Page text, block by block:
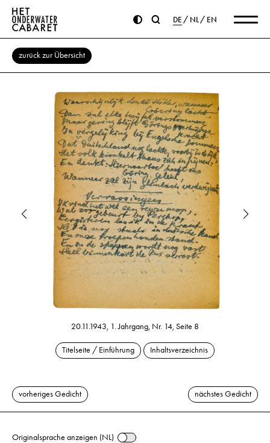
DE NL EN
zurück zur Übersicht
20.11.1943, 1. Jahrgang, Nr. 14, Seite 8
Titelseite / Einführung Inhaltsverzeichnis
vorheriges Gedicht nächstes Gedicht
Originalsprache anzeigen (NL)